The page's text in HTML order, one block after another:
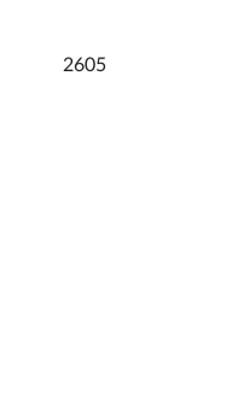
2605